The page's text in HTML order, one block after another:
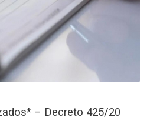
– Decreto 425/20